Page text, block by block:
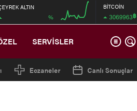
ALTIN
%
BİTCOİN
3069963฿
SERVİSLER
Eczaneler Canlı Sonuçlar